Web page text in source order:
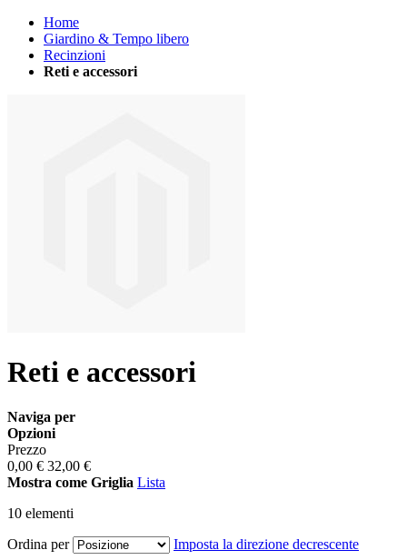
Home
Giardino & Tempo libero
Recinzioni
Reti e accessori
Reti e accessori
Naviga per
Opzioni
Prezzo
0,00 € 32,00 €
Mostra come Griglia Lista
10 elementi
Ordina per
Imposta la direzione decrescente